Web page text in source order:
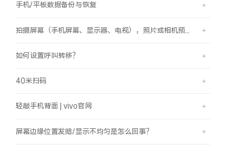
手机/平板数据备份与恢复
如何设置呼叫转移？
40米扫码
轻敲手机背面 | vivo官网
屏幕边缘位置发暗/显示不均匀是怎么回事？